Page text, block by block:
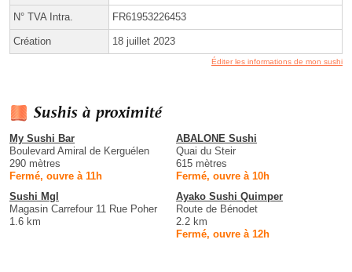
N° TVA Intra. FR61953226453
Création 18 juillet 2023
Éditer les informations de mon sushi
Sushis à proximité
My Sushi Bar
Boulevard Amiral de Kerguélen
290 mètres
Fermé, ouvre à 11h
ABALONE Sushi
Quai du Steir
615 mètres
Fermé, ouvre à 10h
Sushi Mgl
Magasin Carrefour 11 Rue Poher
1.6 km
Ayako Sushi Quimper
Route de Bénodet
2.2 km
Fermé, ouvre à 12h